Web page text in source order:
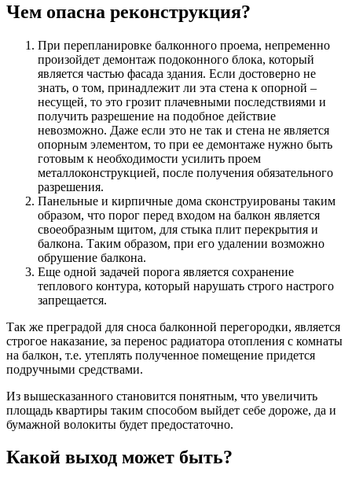
Чем опасна реконструкция?
При перепланировке балконного проема, непременно
произойдет демонтаж подоконного блока, который
является частью фасада здания. Если достоверно не
знать, о том, принадлежит ли эта стена к опорной –
несущей, то это грозит плачевными последствиями и
получить разрешение на подобное действие
невозможно. Даже если это не так и стена не является
опорным элементом, то при ее демонтаже нужно быть
готовым к необходимости усилить проем
металлоконструкцией, после получения обязательного
разрешения.
Панельные и кирпичные дома сконструированы таким
образом, что порог перед входом на балкон является
своеобразным щитом, для стыка плит перекрытия и
балкона. Таким образом, при его удалении возможно
обрушение балкона.
Еще одной задачей порога является сохранение
теплового контура, который нарушать строго настрого
запрещается.
Так же преградой для сноса балконной перегородки, является
строгое наказание, за перенос радиатора отопления с комнаты
на балкон, т.е. утеплять полученное помещение придется
подручными средствами.
Из вышесказанного становится понятным, что увеличить
площадь квартиры таким способом выйдет себе дороже, да и
бумажной волокиты будет предостаточно.
Какой выход может быть?